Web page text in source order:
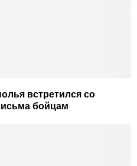
встретился со
бойцам